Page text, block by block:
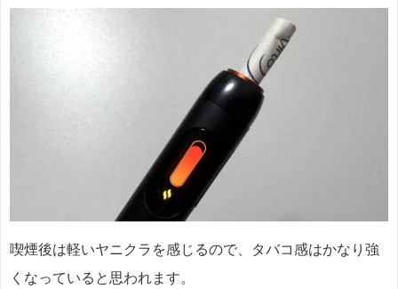
喫煙後は軽いヤニクラを感じるので、タバコ感はかなり強
くなっていると思われます。